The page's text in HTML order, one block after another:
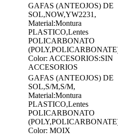
GAFAS (ANTEOJOS) DE
SOL,NOW,YW2231,
Material:Montura
PLASTICO,Lentes
POLICARBONATO
Color: ACCESORIOS:SIN
ACCESORIOS
GAFAS (ANTEOJOS) DE
SOL,S/M,S/M,
Material:Montura
PLASTICO,Lentes
POLICARBONATO
Color: MOIX